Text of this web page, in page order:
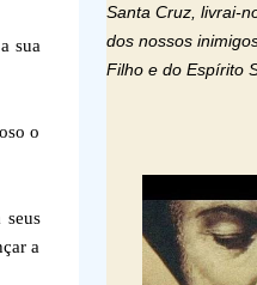
sua
o
seus
a
Santa Cruz, livrai-
dos nossos
Filho e do Espírito
renovareis a face
Deus, que
vossos fiéis com a